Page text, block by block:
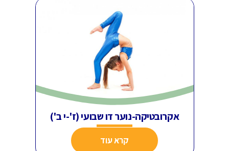
אקרובטיקה-נוער דו שבועי (ז'-י ב')
קרא עוד